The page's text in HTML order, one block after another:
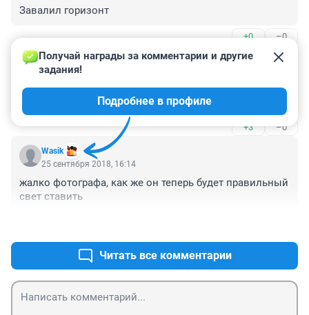
Завалил горизонт
+0 –0
Гость
25 сентября 2018, 16:27
Да уж, выражение "пролюбил вспышку" заиграло
новыми красками :D
+3 –0
Wasik
Получай награды за комментарии и другие
задания!
Подробнее в профиле
25 сентября 2018, 16:14
жалко фотографа, как же он теперь будет правильный
свет ставить
Читать все комментарии